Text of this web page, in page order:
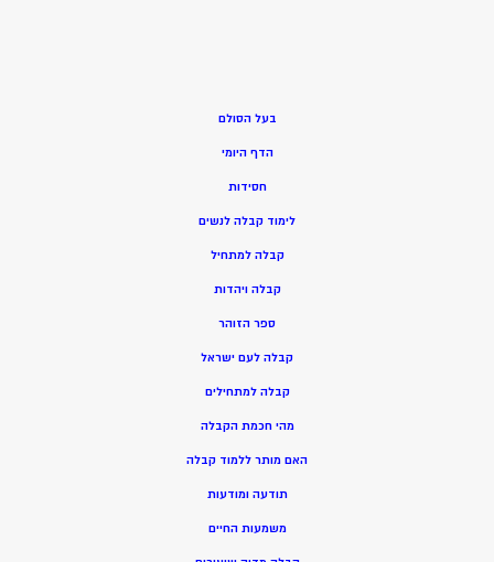
בעל הסולם
הדף היומי
חסידות
לימוד קבלה לנשים
קבלה למתחיל
קבלה ויהדות
ספר הזוהר
קבלה לעם ישראל
קבלה למתחילים
מהי חכמת הקבלה
האם מותר ללמוד קבלה
תודעה ומודעות
משמעות החיים